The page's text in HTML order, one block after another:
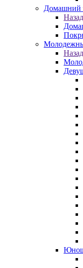
Домашний
Назад
Назад